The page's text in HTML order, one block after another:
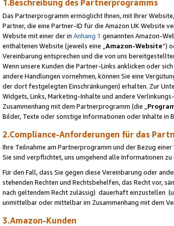
1.Beschreibung des Partnerprogramms
Das Partnerprogramm ermöglicht Ihnen, mit Ihrer
Partner, die eine Partner-ID für die Amazon UK Website
Website mit einer der in Anhang 1 genannten Amazon-
enthaltenen Website (jeweils eine „ Amazon-Website“)
Vereinbarung entsprechen und die von uns
Wenn unsere Kunden die Partner-Links anklicken oder
andere Handlungen vornehmen, können Sie eine
der dort festgelegten Einschränkungen) erhalten. Zur
Widgets, Links, Marketing-Inhalte und andere
Zusammenhang mit dem Partnerprogramm (die „
Bilder, Texte oder sonstige Informationen oder Inhalte in
2.Compliance-Anforderungen für das
Ihre Teilnahme am Partnerprogramm und der Bezug
Sie sind verpflichtet, uns umgehend alle Informationen
Für den Fall, dass Sie gegen diese Vereinbarung oder
stehenden Rechten und Rechtsbehelfen, das Recht vor,
nach geltendem Recht zulässig) dauerhaft einzustellen
unmittelbar oder mittelbar im Zusammenhang mit dem
3.Amazon-Kunden